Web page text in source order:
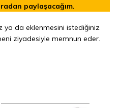
paylaşacağım.
ya da eklenmesini istediğiniz
ziyadesiyle memnun eder.